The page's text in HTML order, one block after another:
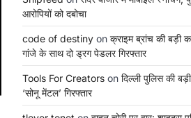
आरोपियों को दबोचा
code of destiny on क्राइम ब्रांच की बड़ी
गांजे के साथ दो ड्रग पेडलर गिरफ्तार
Tools For Creators on दिल्ली पुलिस की
‘सोनू मेंटल’ गिरफ्तार